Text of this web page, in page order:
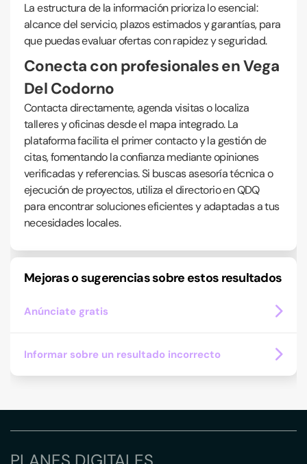
La estructura de la información prioriza lo esencial:
alcance del servicio, plazos estimados y garantías, para
que puedas evaluar ofertas con rapidez y seguridad.
Conecta con profesionales en Vega
Del Codorno
Contacta directamente, agenda visitas o localiza
talleres y oficinas desde el mapa integrado. La
plataforma facilita el primer contacto y la gestión de
citas, fomentando la confianza mediante opiniones
verificadas y referencias. Si buscas asesoría técnica o
ejecución de proyectos, utiliza el directorio en QDQ
para encontrar soluciones eficientes y adaptadas a tus
necesidades locales.
Mejoras o sugerencias sobre estos resultados
Anúnciate gratis
Informar sobre un resultado incorrecto